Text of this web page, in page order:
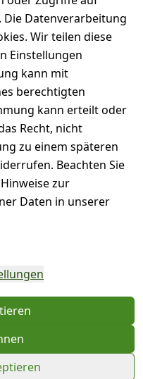
( 0
)
( 0
)
( 0
)
Die Datenverarbeitung
Wir teilen diese
Einstellungen
kann mit
berechtigten
kann erteilt oder
Recht, nicht
zu einem späteren
Beachten Sie
zur
Daten in unserer